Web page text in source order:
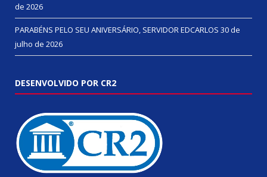
de 2026
PARABÉNS PELO SEU ANIVERSÁRIO, SERVIDOR EDCARLOS 30 de
julho de 2026
DESENVOLVIDO POR CR2